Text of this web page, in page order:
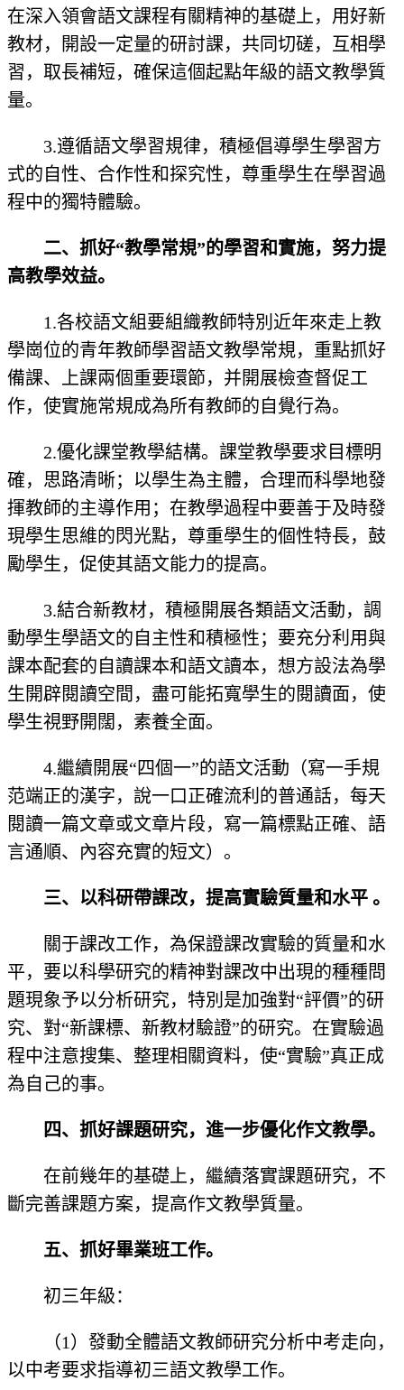
在深入領會語文課程有關精神的基礎上，用好新
教材，開設一定量的研討課，共同切磋，互相學
習，取長補短，確保這個起點年級的語文教學質
量。
3.遵循語文學習規律，積極倡導學生學習方
式的自性、合作性和探究性，尊重學生在學習過
程中的獨特體驗。
二、抓好“教學常規”的學習和實施，努力提
高教學效益。
1.各校語文組要組織教師特別近年來走上教
學崗位的青年教師學習語文教學常規，重點抓好
備課、上課兩個重要環節，并開展檢查督促工
作，使實施常規成為所有教師的自覺行為。
2.優化課堂教學結構。課堂教學要求目標明
確，思路清晰；以學生為主體，合理而科學地發
揮教師的主導作用；在教學過程中要善于及時發
現學生思維的閃光點，尊重學生的個性特長，鼓
勵學生，促使其語文能力的提高。
3.結合新教材，積極開展各類語文活動，調
動學生學語文的自主性和積極性；要充分利用與
課本配套的自讀課本和語文讀本，想方設法為學
生開辟閱讀空間，盡可能拓寬學生的閱讀面，使
學生視野開闊，素養全面。
4.繼續開展“四個一”的語文活動（寫一手規
范端正的漢字，說一口正確流利的普通話，每天
閱讀一篇文章或文章片段，寫一篇標點正確、語
言通順、內容充實的短文）。
三、以科研帶課改，提高實驗質量和水平 。
關于課改工作，為保證課改實驗的質量和水
平，要以科學研究的精神對課改中出現的種種問
題現象予以分析研究，特別是加強對“評價”的研
究、對“新課標、新教材驗證”的研究。在實驗過
程中注意搜集、整理相關資料，使“實驗”真正成
為自己的事。
四、抓好課題研究，進一步優化作文教學。
在前幾年的基礎上，繼續落實課題研究，不
斷完善課題方案，提高作文教學質量。
五、抓好畢業班工作。
初三年級：
（1）發動全體語文教師研究分析中考走向，
以中考要求指導初三語文教學工作。